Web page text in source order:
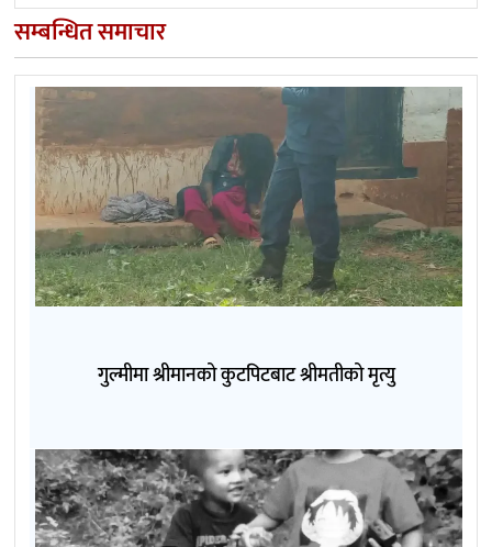
सम्बन्धित समाचार
गुल्मीमा श्रीमानको कुटपिटबाट श्रीमतीको मृत्यु